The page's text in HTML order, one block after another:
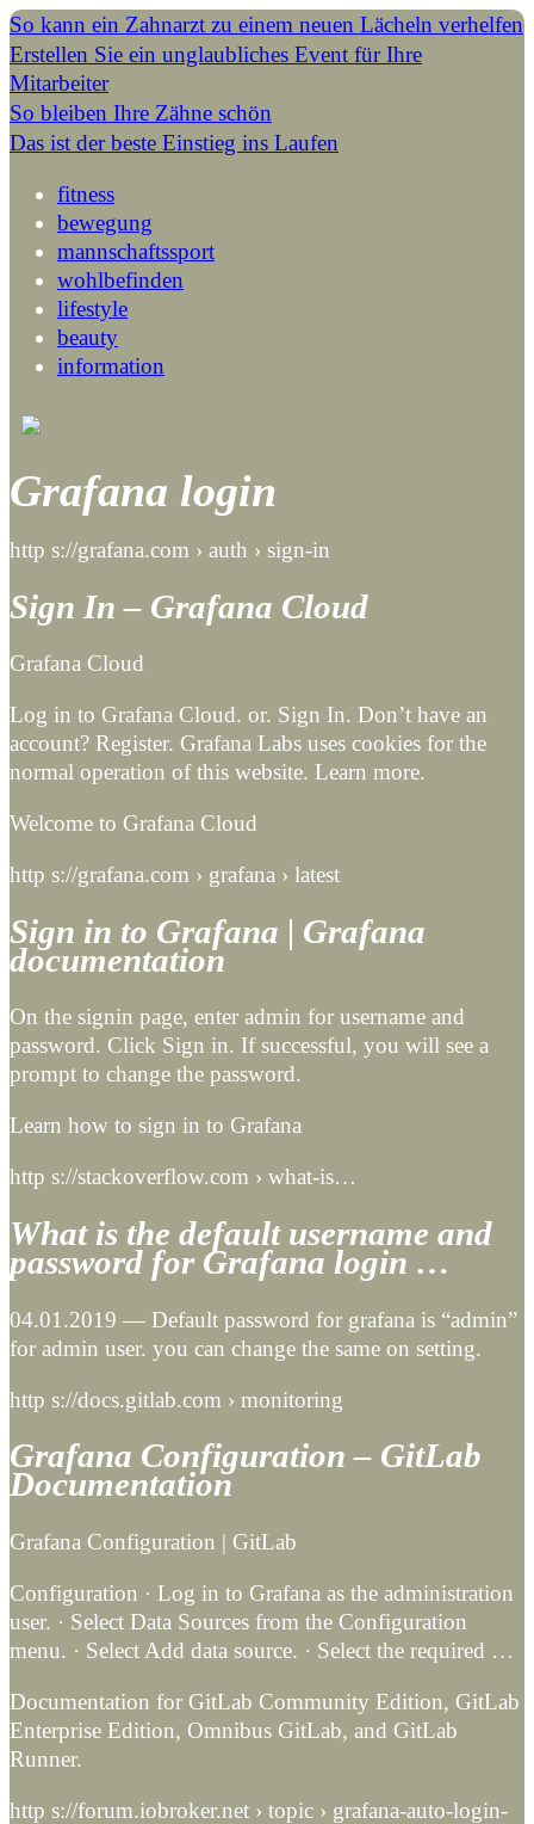
So kann ein Zahnarzt zu einem neuen Lächeln verhelfen
Erstellen Sie ein unglaubliches Event für Ihre
Mitarbeiter
So bleiben Ihre Zähne schön
Das ist der beste Einstieg ins Laufen
fitness
bewegung
mannschaftssport
wohlbefinden
lifestyle
beauty
information
Grafana login
http s://grafana.com › auth › sign-in
Sign In – Grafana Cloud
Grafana Cloud
Log in to Grafana Cloud. or. Sign In. Don’t have an
account? Register. Grafana Labs uses cookies for the
normal operation of this website. Learn more.
Welcome to Grafana Cloud
http s://grafana.com › grafana › latest
Sign in to Grafana | Grafana
documentation
On the signin page, enter admin for username and
password. Click Sign in. If successful, you will see a
prompt to change the password.
Learn how to sign in to Grafana
http s://stackoverflow.com › what-is…
What is the default username and
password for Grafana login …
04.01.2019 — Default password for grafana is “admin”
for admin user. you can change the same on setting.
http s://docs.gitlab.com › monitoring
Grafana Configuration – GitLab
Documentation
Grafana Configuration | GitLab
Configuration · Log in to Grafana as the administration
user. · Select Data Sources from the Configuration
menu. · Select Add data source. · Select the required …
Documentation for GitLab Community Edition, GitLab
Enterprise Edition, Omnibus GitLab, and GitLab
Runner.
http s://forum.iobroker.net › topic › grafana-auto-login-